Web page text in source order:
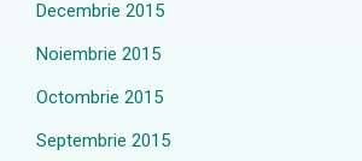
Decembrie 2015
Noiembrie 2015
Octombrie 2015
Septembrie 2015